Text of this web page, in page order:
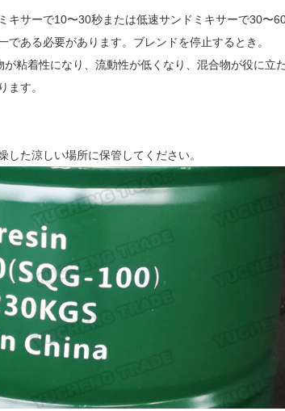
キサーで10〜30秒または低速サンドミキサーで30〜
である必要があります。ブレンドを停止するとき。
が粘着性になり、流動性が低くなり、混合物が役に立
ます。
た涼しい場所に保管してください。